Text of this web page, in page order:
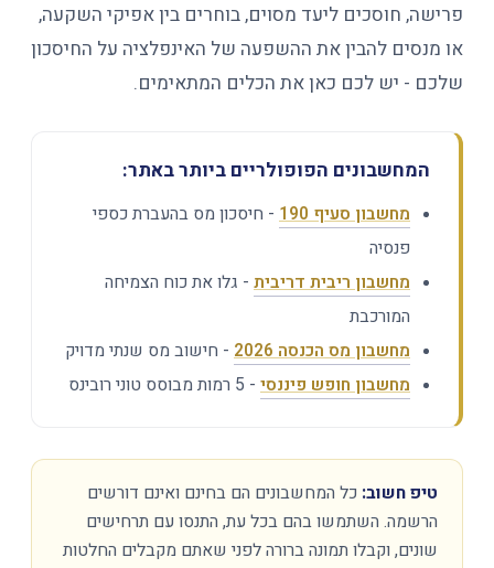
פרישה, חוסכים ליעד מסוים, בוחרים בין אפיקי השקעה,
או מנסים להבין את ההשפעה של האינפלציה על החיסכון
שלכם - יש לכם כאן את הכלים המתאימים.
המחשבונים הפופולריים ביותר באתר:
מחשבון סעיף 190
- חיסכון מס בהעברת כספי
פנסיה
מחשבון ריבית דריבית - גלו את כוח הצמיחה
המורכבת
מחשבון מס הכנסה 2026
- חישוב מס שנתי מדויק
מחשבון חופש פיננסי - 5 רמות מבוסס טוני רובינס
טיפ חשוב: כל המחשבונים הם בחינם ואינם דורשים
הרשמה. השתמשו בהם בכל עת, התנסו עם תרחישים
שונים, וקבלו תמונה ברורה לפני שאתם מקבלים החלטות